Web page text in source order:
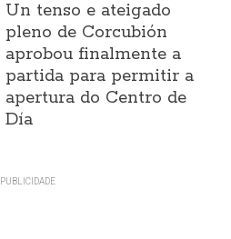
Un tenso e ateigado
pleno de Corcubión
aprobou finalmente a
partida para permitir a
apertura do Centro de
Día